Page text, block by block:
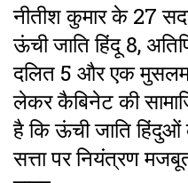
नीतीश कुमार के 27
ऊंची जाति हिंदू 8,
दलित 5 और एक
लेकर कैबिनेट की
है कि ऊंची जाति
सत्ता पर नियंत्रण